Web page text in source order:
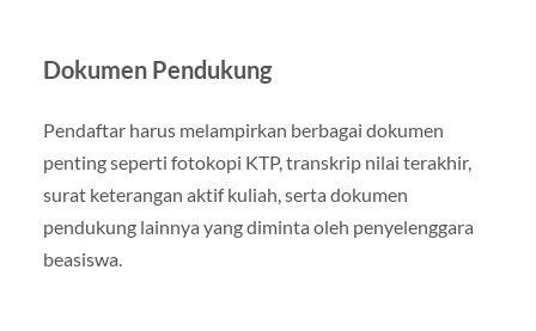
Dokumen Pendukung
Pendaftar harus melampirkan berbagai dokumen
penting seperti fotokopi KTP, transkrip nilai terakhir,
surat keterangan aktif kuliah, serta dokumen
pendukung lainnya yang diminta oleh penyelenggara
beasiswa.